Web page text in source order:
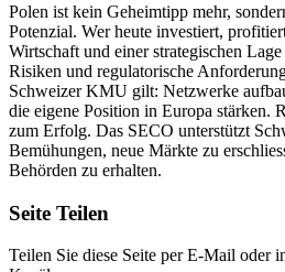
Polen ist kein Geheimtipp mehr,
Potenzial. Wer heute investiert,
Wirtschaft und einer strategischen
Risiken und regulatorische
Schweizer KMU gilt: Netzwerke
die eigene Position in Europa stärken.
zum Erfolg. Das SECO unterstützt
Bemühungen, neue Märkte zu
Behörden zu erhalten.
Seite Teilen
Teilen Sie diese Seite per E-Mail oder